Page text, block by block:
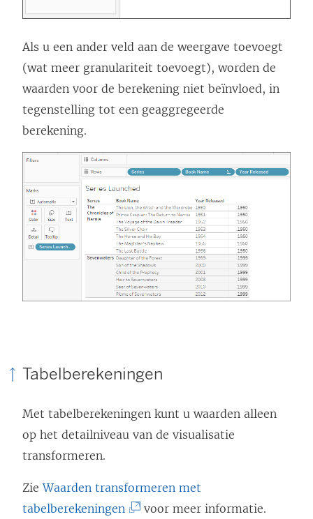
Als u een ander veld aan de weergave toevoegt
(wat meer granulariteit toevoegt), worden de
waarden voor de berekening niet beïnvloed, in
tegenstelling tot een geaggregeerde
berekening.
Tabelberekeningen
Met tabelberekeningen kunt u waarden alleen
op het detailniveau van de visualisatie
transformeren.
ZieWaarden transformeren met
tabelberekeningen
voor meer informatie.